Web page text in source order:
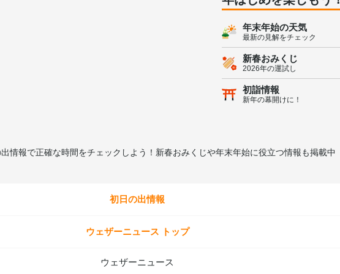
年末年始の天気
最新の見解をチェック
新春おみくじ
2026年の運試し
初詣情報
新年の幕開けに！
情報で正確な時間をチェックしよう！新春おみくじや年末年始に役立つ情報も掲載中
初日の出情報
ウェザーニュース トップ
ウェザーニュース